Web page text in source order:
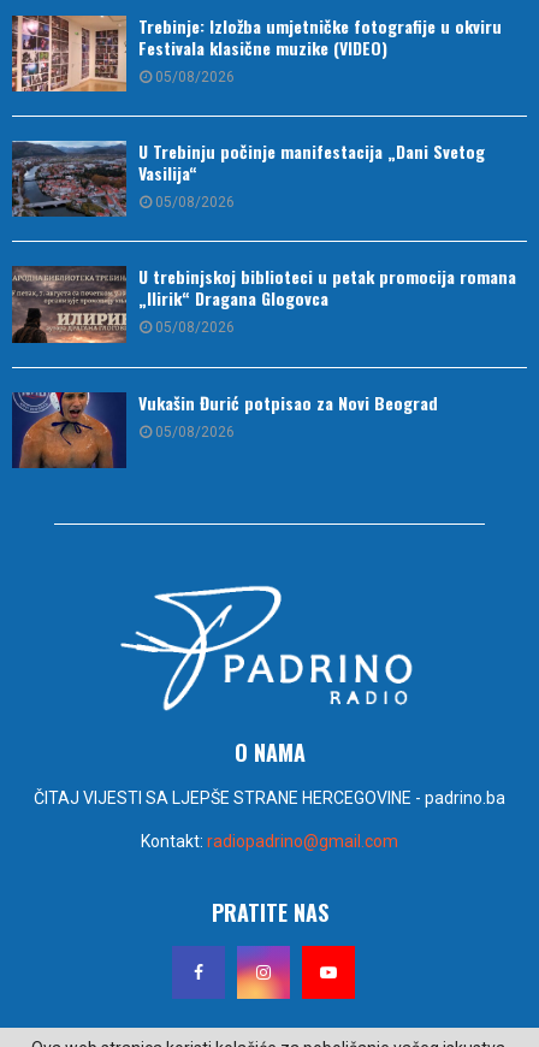
Trebinje: Izložba umjetničke fotografije u okviru
Festivala klasične muzike (VIDEO)
05/08/2026
U Trebinju počinje manifestacija „Dani Svetog
Vasilija“
05/08/2026
U trebinjskoj biblioteci u petak promocija romana
„Ilirik“ Dragana Glogovca
05/08/2026
Vukašin Đurić potpisao za Novi Beograd
05/08/2026
O NAMA
ČITAJ VIJESTI SA LJEPŠE STRANE HERCEGOVINE - padrino.ba
Kontakt: radiopadrino@gmail.com
PRATITE NAS